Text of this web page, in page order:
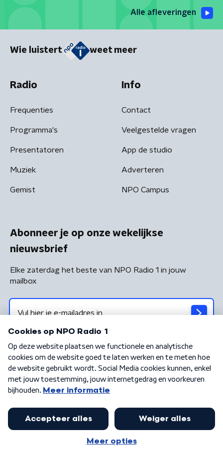
Alle afleveringen
Wie luistert weet meer
Radio
Frequenties
Programma's
Presentatoren
Muziek
Gemist
Info
Contact
Veelgestelde vragen
App de studio
Adverteren
NPO Campus
Abonneer je op onze wekelijkse
nieuwsbrief
Elke zaterdag het beste van NPO Radio 1 in jouw
mailbox
Algemene voorwaarden